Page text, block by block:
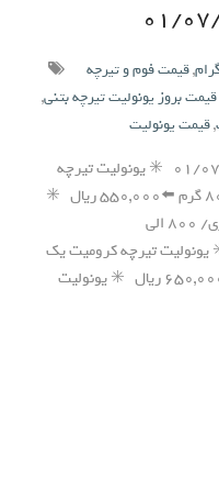
,قیمت فوم و تیرچه
قیمت بروز یونولیت تیرچه بتنی,
,قیمت یونولیت
📆 قیمت فوم سقفی مورخ ۰۱/۰۷/۰۸ ✳️ یونولیت تیرچه
کرومیت یک متری/ ۷۰۰ الی ۸۰۰ گرم ⬅️۵۵۰,۰۰۰ ریال ✳️
یونولیت تیرچه کرومیت یک متری/ ۸۰۰ الی
ریال ✳️ یونولیت تیرچه کرومیت یک
متری/۹۰۰ الی ۱۰۰۰ گرم ⬅️ ۶۵۰,۰۰۰ ریال ✳️ یونولیت